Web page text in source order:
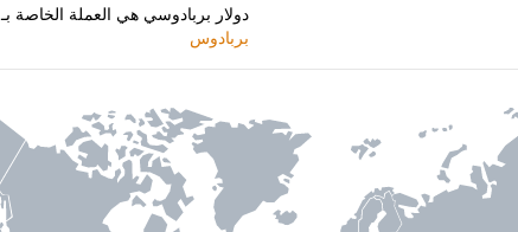
دولار بربادوسي هي العملة الخاصة بـ
بربادوس